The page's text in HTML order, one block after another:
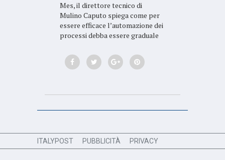
Mes, il direttore tecnico di
Mulino Caputo spiega come per
essere efficace l’automazione dei
processi debba essere graduale
ITALYPOST PUBBLICITÀ PRIVACY